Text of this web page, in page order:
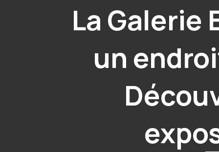
La Galerie
un